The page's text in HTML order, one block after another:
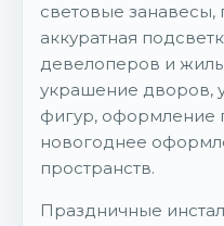
световые занавесы,
аккуратная
девелоперов и
украшение дворов,
фигур, оформление
новогоднее
пространств.
Праздничные